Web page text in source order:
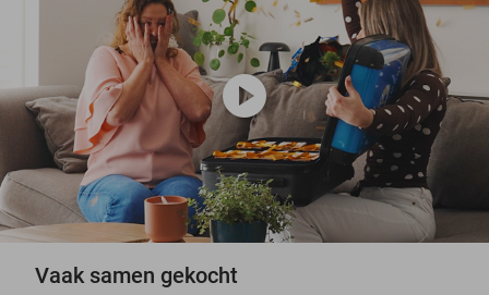
play_circle
Vaak samen gekocht